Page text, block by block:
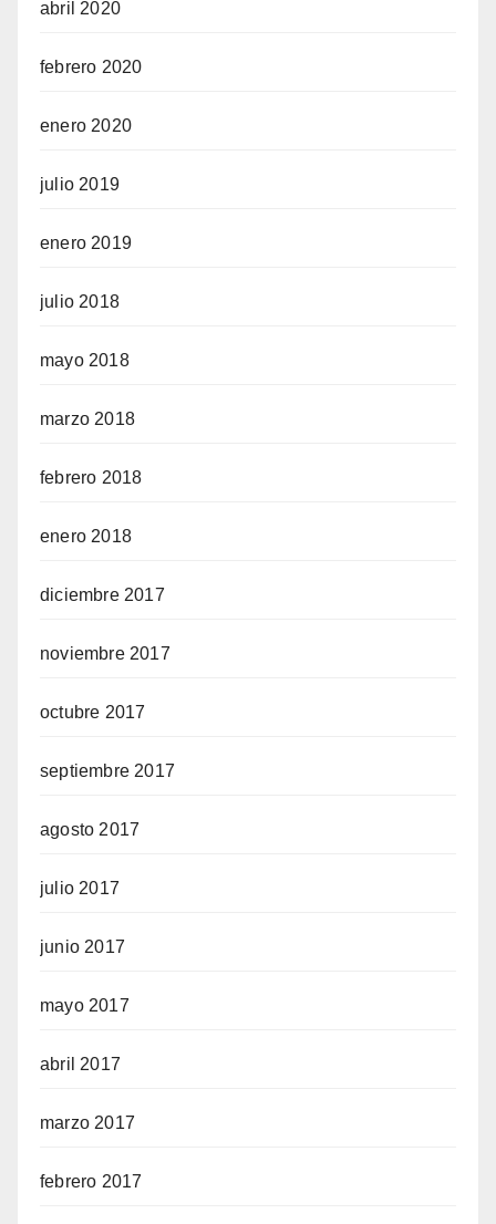
abril 2020
febrero 2020
enero 2020
julio 2019
enero 2019
julio 2018
mayo 2018
marzo 2018
febrero 2018
enero 2018
diciembre 2017
noviembre 2017
octubre 2017
septiembre 2017
agosto 2017
julio 2017
junio 2017
mayo 2017
abril 2017
marzo 2017
febrero 2017